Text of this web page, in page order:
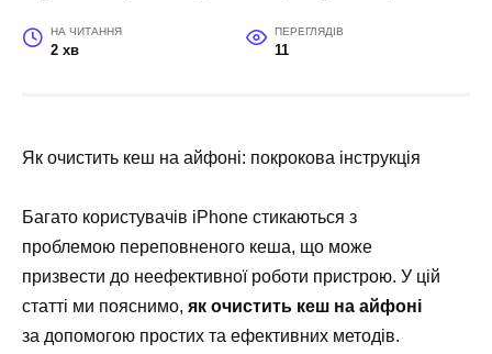
НА ЧИТАННЯ
2 хв
ПЕРЕГЛЯДІВ
11
Як очистить кеш на айфоні: покрокова інструкція
Багато користувачів iPhone стикаються з
проблемою переповненого кеша, що може
призвести до неефективної роботи пристрою. У цій
статті ми пояснимо, як очистить кеш на айфоні
за допомогою простих та ефективних методів.